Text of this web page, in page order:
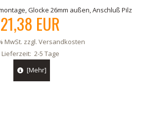
Glocke 26mm außen, Anschluß Pilz
21,38 EUR
MwSt. zzgl. Versandkosten
Lieferzeit: 2-5 Tage
[Mehr]